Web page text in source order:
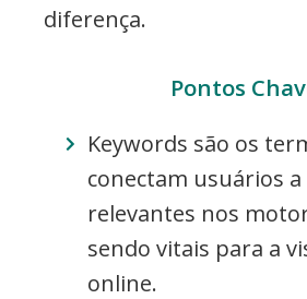
diferença.
Pontos
Keywords são os
conectam usuários
relevantes nos
sendo vitais para a
online.